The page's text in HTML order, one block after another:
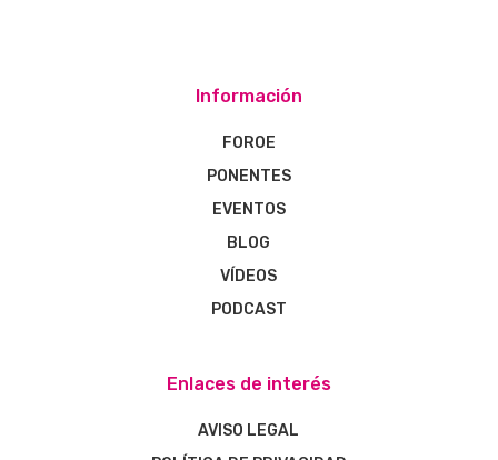
Información
FOROE
PONENTES
EVENTOS
BLOG
VÍDEOS
PODCAST
Enlaces de interés
AVISO LEGAL